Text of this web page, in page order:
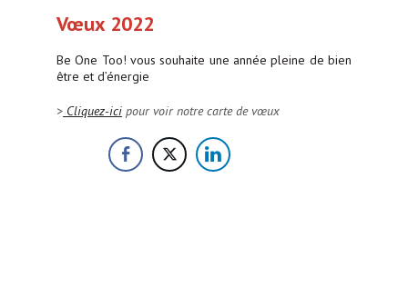
Vœux 2022
Be One Too! vous souhaite une année pleine de bien
être et d’énergie
> Cliquez-ici pour voir notre carte de vœux